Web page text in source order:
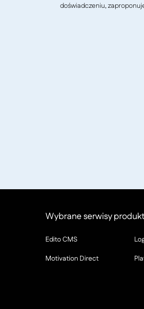
doświadczeniu,
Wybrane serwisy
Edito CMS
Motivation Direct